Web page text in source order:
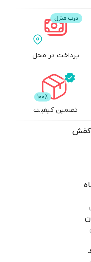
پرداخت در محل
تضمین کیفیت
کفش